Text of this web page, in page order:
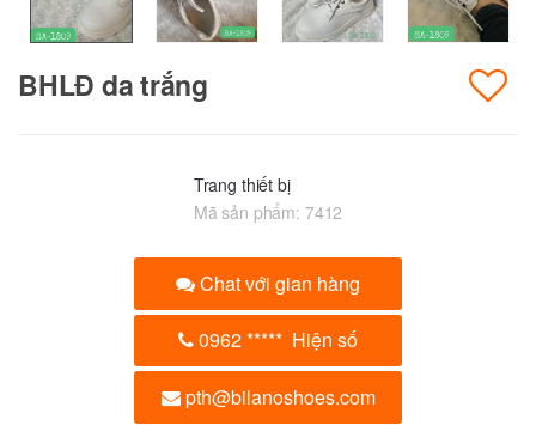
BHLĐ da trắng
Trang thiết bị
Mã sản phẩm: 7412
Chat với gian hàng
0962***** Hiện số
pth@bilanoshoes.com